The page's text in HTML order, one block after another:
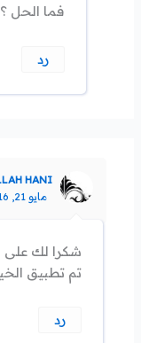
فما الحل ؟
رد
HANI
مايو 21, 2016 الساعة 8:05 م
شكرا لك على
تم تطبيق
رد